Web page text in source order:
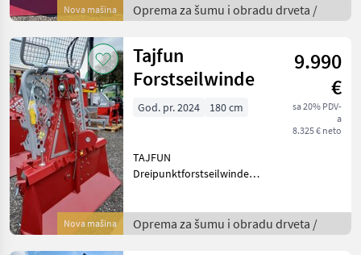
Nova mašina
optional auch mit 180cm
verfügbar +hydraulischer
Oprema za šumu i obradu drveta /
Nova mašina
Tajfun
Forstseilwinde
9.990
€
sa 20% PDV-
a
8.325 € neto
God. pr. 2024 180 cm
TAJFUN
Dreipunktforstseilwinde
1800mm, Eigengewicht :
540kg (ohne Seil), mit
Oprema za šumu i obradu drveta /